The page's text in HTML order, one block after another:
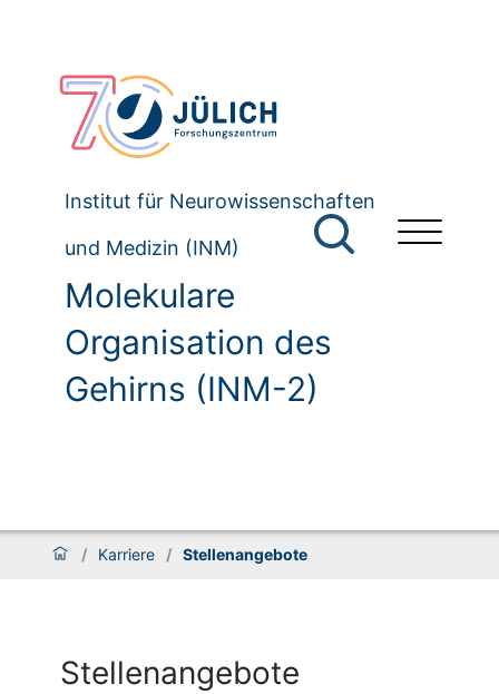
Institut für Neurowissenschaften
und Medizin (INM)
Molekulare
Organisation des
Gehirns (INM-2)
/ Karriere / Stellenangebote
Stellenangebote